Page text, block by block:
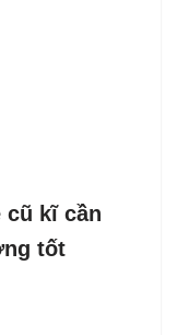
cũ kĩ cần
tốt